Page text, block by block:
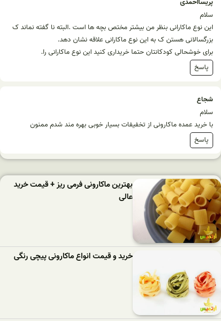
پریسااحمدی
سلام
این نوع ماکارانی بنظر من بیشتر مختص بچه ها است .البته نا گفته نماند ک
بزرگسالانی هستن ک به این نوع ماکارانی علاقه نشان دهد.
برای خوشحالی کودکانتان حتما خریداری کنید این نوع ماکارانی را.
پاسخ
شجاع
سلام
با خرید عمده ماکارونی از تخفیفات بسیار خوبی بهره مند شدم ممنون
پاسخ
بهترین ماکارونی فرمی ریز + قیمت خرید
عالی
خرید و قیمت انواع ماکارونی پیچی رنگی